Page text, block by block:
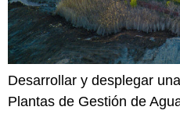
Desarrollar y desplegar
Plantas de Gestión de